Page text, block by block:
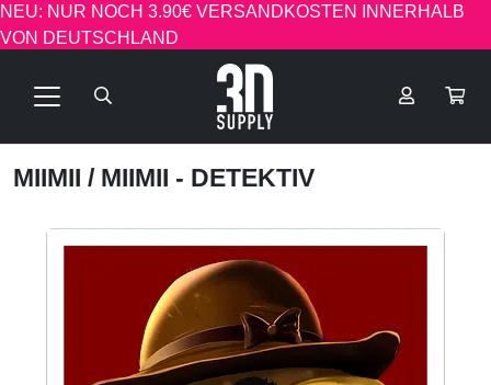
NEU: NUR NOCH 3.90€ VERSANDKOSTEN INNERHALB
VON DEUTSCHLAND
MIIMII / MIIMII - DETEKTIV